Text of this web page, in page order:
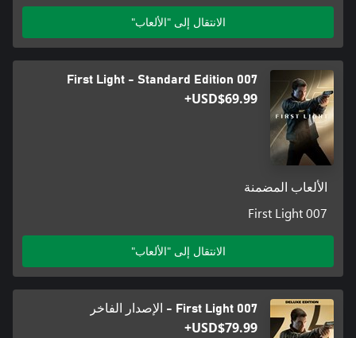
الانتقال إلى "الألعاب"
007 First Light - Standard Edition
USD$69.99+
الألعاب المضمنة
007 First Light
الانتقال إلى "الألعاب"
007 First Light - الإصدار الفاخر
USD$79.99+